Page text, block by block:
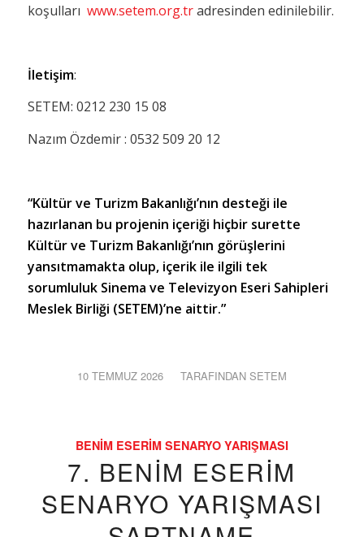
koşulları www.setem.org.tradresinden edinilebilir.
İletişim:
SETEM: 0212 230 15 08
Nazım Özdemir : 0532 509 20 12
“Kültür ve Turizm Bakanlığı’nın desteği ile
hazırlanan bu projenin içeriği hiçbir surette
Kültür ve Turizm Bakanlığı’nın görüşlerini
yansıtmamakta olup, içerik ile ilgili tek
sorumluluk Sinema ve Televizyon Eseri Sahipleri
Meslek Birliği (SETEM)’ne aittir.”
10 TEMMUZ 2026
/ TARAFINDAN SETEM
BENIM ESERIM SENARYO YARIŞMASI
7. BENIM ESERIM
SENARYO YARIŞMASI